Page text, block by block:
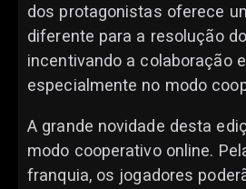
dos protagonistas oferece
diferente para a resolução
incentivando a colaboração
especialmente no modo
A grande novidade desta
modo cooperativo online.
franquia, os jogadores